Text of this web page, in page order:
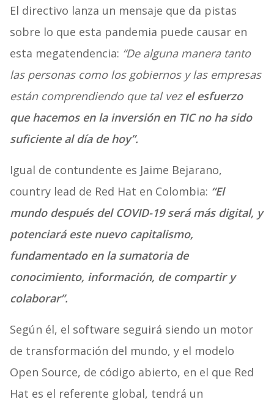
El directivo lanza un mensaje que da pistas
sobre lo que esta pandemia puede causar en
esta megatendencia: “De alguna manera tanto
las personas como los gobiernos y las empresas
están comprendiendo que tal vez el esfuerzo
que hacemos en la inversión en TIC no ha sido
suficiente al día de hoy”.
Igual de contundente es Jaime Bejarano,
country lead de Red Hat en Colombia: “El
mundo después del COVID-19 será más digital, y
potenciará este nuevo capitalismo,
fundamentado en la sumatoria de
conocimiento, información, de compartir y
colaborar”.
Según él, el software seguirá siendo un motor
de transformación del mundo, y el modelo
Open Source, de código abierto, en el que Red
Hat es el referente global, tendrá un